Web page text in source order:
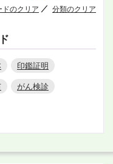
ドのクリア 分類のクリア
印鑑証明
がん検診